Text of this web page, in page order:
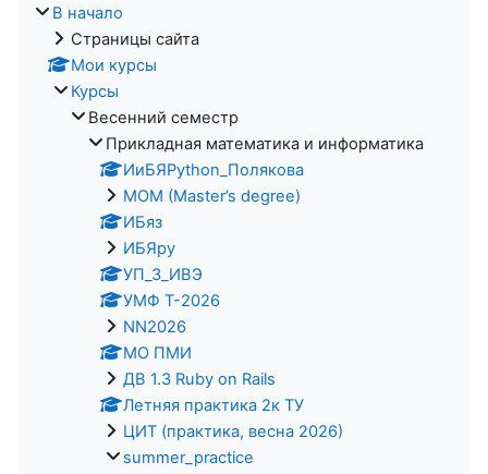
В начало
Страницы сайта
Мои курсы
Курсы
Весенний семестр
Прикладная математика и информатика
ИиБЯPython_Полякова
MOM (Master’s degree)
ИБяз
ИБЯpy
УП_3_ИВЭ
УМФ Т-2026
NN2026
МО ПМИ
ДВ 1.3 Ruby on Rails
Летняя практика 2к ТУ
ЦИТ (практика, весна 2026)
summer_practice